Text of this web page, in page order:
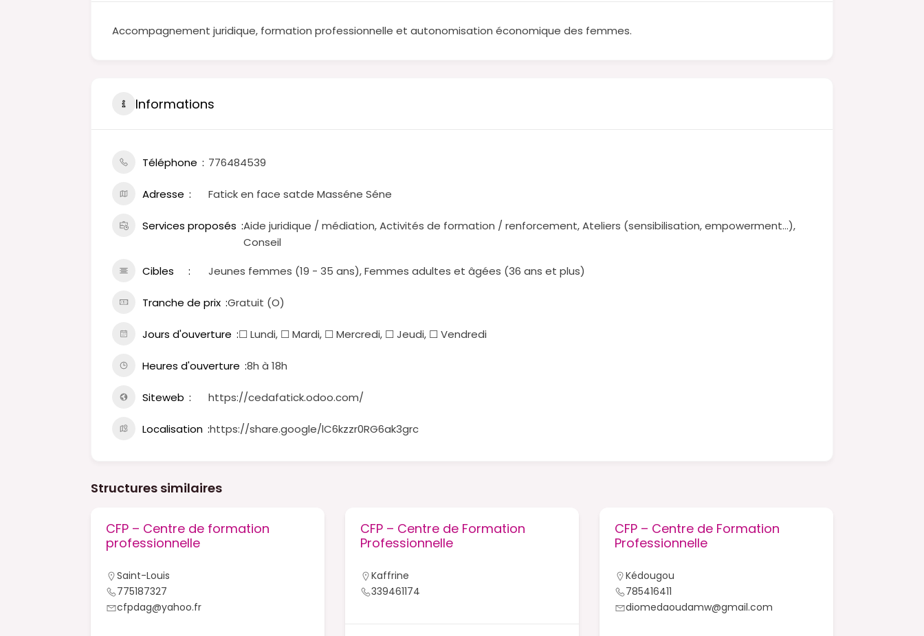
Accompagnement juridique, formation professionnelle et autonomisation économique des femmes.
Informations
Téléphone 776484539
Adresse Fatick en face satde Masséne Séne
Services proposés Aide juridique / médiation, Activités de formation / renforcement, Ateliers (sensibilisation, empowerment…),
Conseil
Cibles
Jeunes femmes (19 - 35 ans), Femmes adultes et âgées (36 ans et plus)
Tranche de prix Gratuit (O)
Jours d'ouverture ☐ Lundi, ☐ Mardi, ☐ Mercredi, ☐ Jeudi, ☐ Vendredi
Heures d'ouverture 8h à 18h
Siteweb https://cedafatick.odoo.com/
Localisation https://share.google/lC6kzzr0RG6ak3grc
Structures similaires
CFP – Centre de formation
professionnelle
Saint-Louis
775187327
cfpdag@yahoo.fr
CFP – Centre de Formation
Professionnelle
Kaffrine
339461174
CFP – Centre de Formation
Professionnelle
Kédougou
785416411
diomedaoudamw@gmail.com